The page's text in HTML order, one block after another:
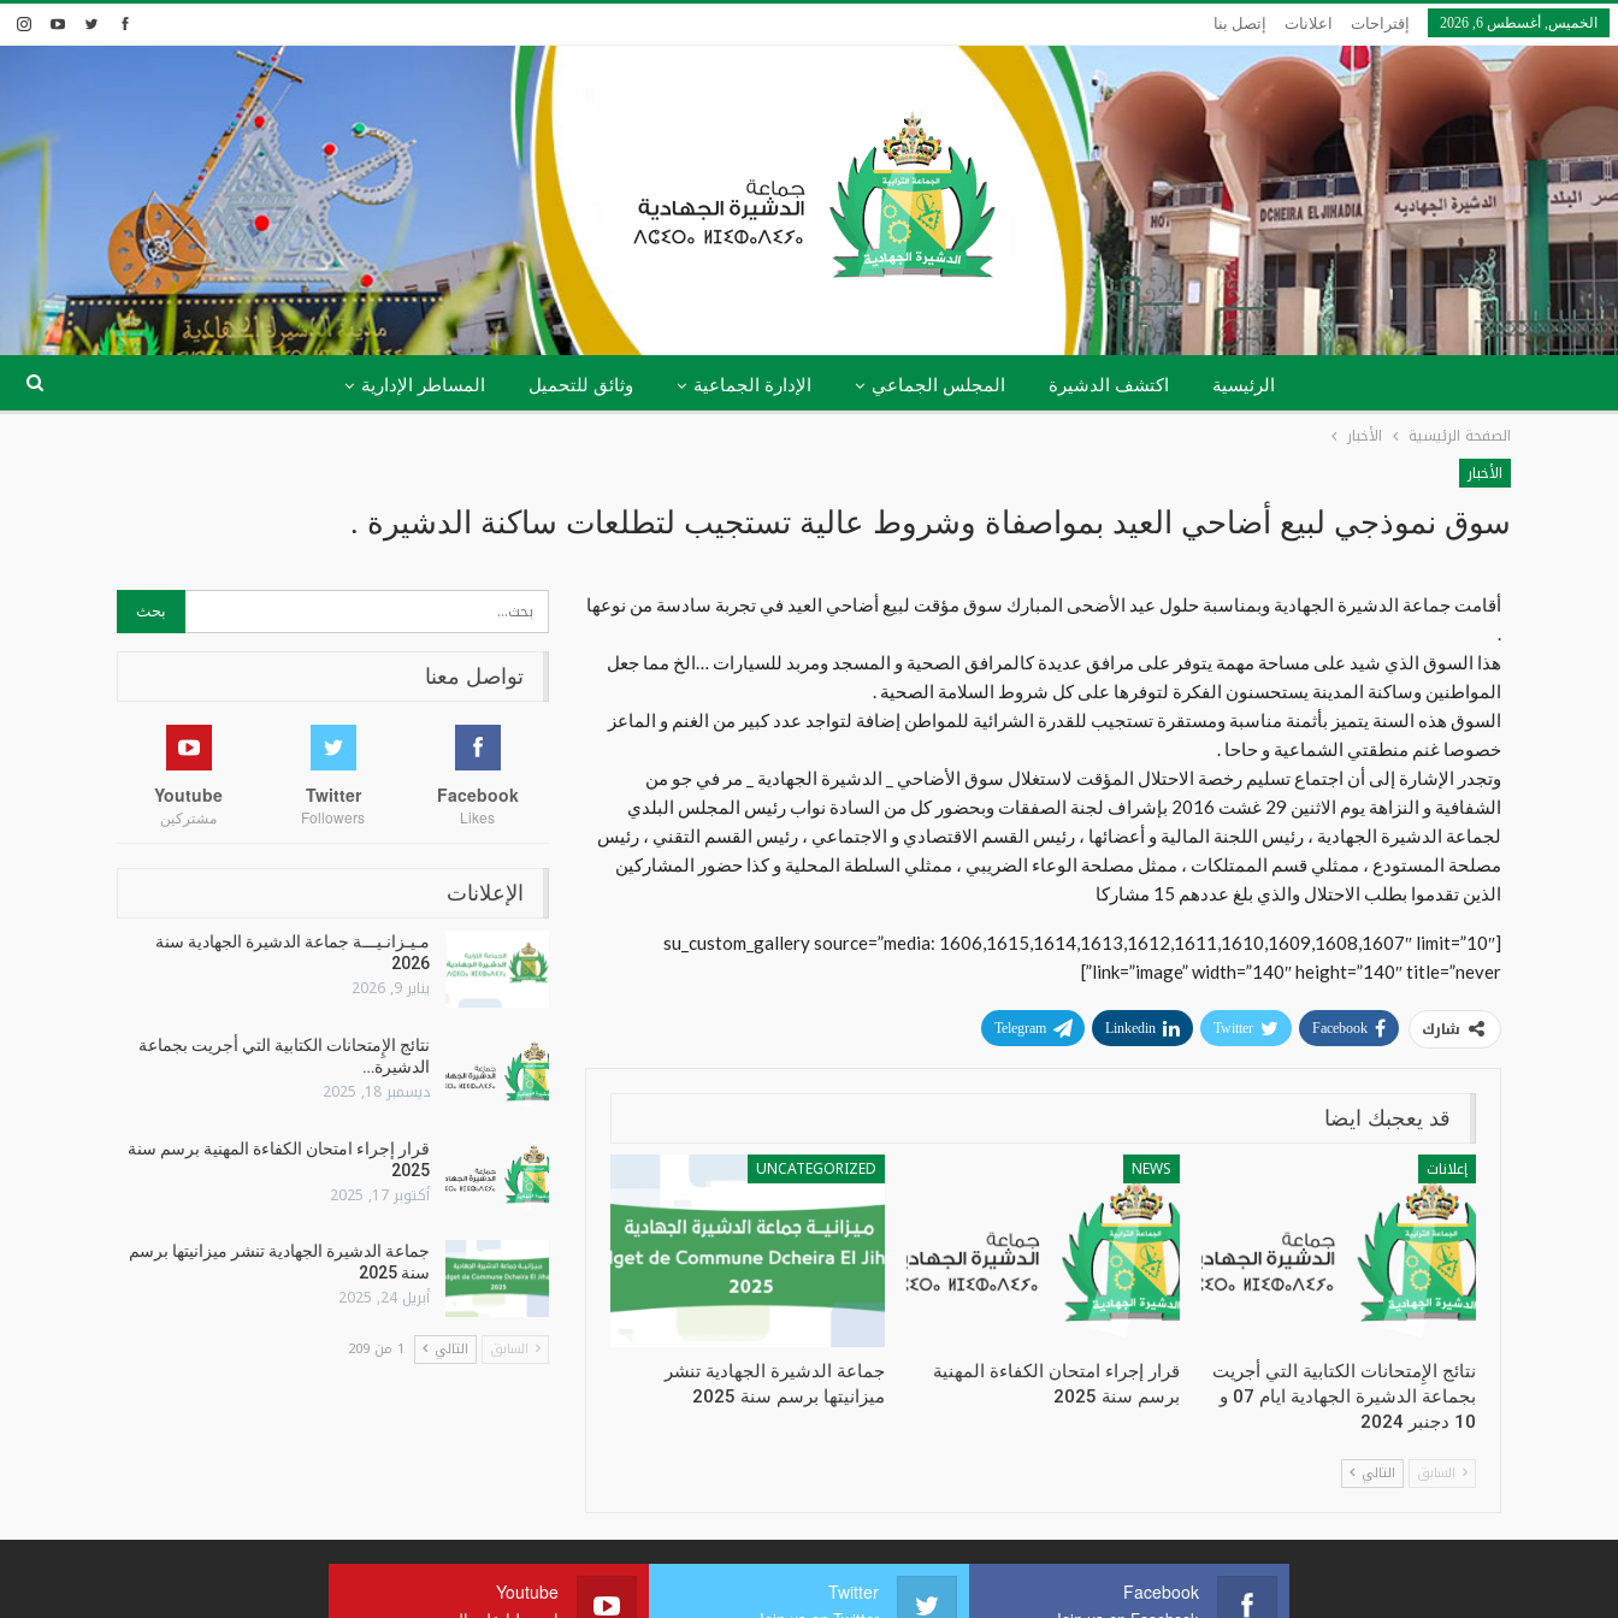
الخميس, أغسطس 6, 2026 إقتراحات اعلانات إتصل بنا
الرئيسية اكتشف الدشيرة المجلس الجماعي الإدارة الجماعية وثائق للتحميل المساطر الإدارية
الصفحة الرئيسية
الأخبار
الأخبار
سوق نموذجي لبيع أضاحي العيد بمواصفاة وشروط عالية تستجيب لتطلعات ساكنة الدشيرة .
أقامت جماعة الدشيرة الجهادية وبمناسبة حلول عيد الأضحى المبارك سوق مؤقت لبيع أضاحي العيد في تجربة سادسة من نوعها
هذا السوق الذي شيد على مساحة مهمة يتوفر على مرافق عديدة كالمرافق الصحية و المسجد ومربد للسيارات …الخ مما جعل
المواطنين وساكنة المدينة يستحسنون الفكرة لتوفرها على كل شروط السلامة الصحية .
السوق هذه السنة يتميز بأثمنة مناسبة ومستقرة تستجيب للقدرة الشرائية للمواطن إضافة لتواجد عدد كبير من الغنم و الماعز
خصوصا غنم منطقتي الشماعية و حاحا .
وتجدر الإشارة إلى أن اجتماع تسليم رخصة الاحتلال المؤقت لاستغلال سوق الأضاحي _ الدشيرة الجهادية _ مر في جو من
الشفافية و النزاهة يوم الاثنين 29 غشت 2016 بإشراف لجنة الصفقات وبحضور كل من السادة نواب رئيس المجلس البلدي
لجماعة الدشيرة الجهادية ، رئيس اللجنة المالية و أعضائها ، رئيس القسم الاقتصادي و الاجتماعي ، رئيس القسم التقني ، رئيس
مصلحة المستودع ، ممثلي قسم الممتلكات ، ممثل مصلحة الوعاء الضريبي ، ممثلي السلطة المحلية و كذا حضور المشاركين
الذين تقدموا بطلب الاحتلال والذي بلغ عددهم 15 مشاركا
[su_custom_gallery source=”media: 1606,1615,1614,1613,1612,1611,1610,1609,1608,1607″ limit=”10″
link=”image” width=”140″ height=”140″ title=”never”]
شارك Facebook
Twitter
Linkedin
Telegram
قد يعجبك ايضا
إعلانات
نتائج الإِمتحانات الكتابية التي أجريت
بجماعة الدشيرة الجهادية ايام 07 و
10 دجنبر 2024
NEWS
قرار إجراء امتحان الكفاءة المهنية
برسم سنة 2025
UNCATEGORIZED
جماعة الدشيرة الجهادية تنشر
ميزانيتها برسم سنة 2025
السابق التالي
تواصل معنا
Facebook
Likes
Twitter
Followers
Youtube
مشتركين
الإعلانات
مـيـزانـيـــة جماعة الدشيرة الجهادية سنة
2026
يناير 9, 2026
نتائج الإِمتحانات الكتابية التي أجريت بجماعة
الدشيرة…
ديسمبر 18, 2025
قرار إجراء امتحان الكفاءة المهنية برسم سنة
2025
أكتوبر 17, 2025
جماعة الدشيرة الجهادية تنشر ميزانيتها برسم
سنة 2025
أبريل 24, 2025
السابق التالي 1 من 209
Facebook
Twitter
Youtube